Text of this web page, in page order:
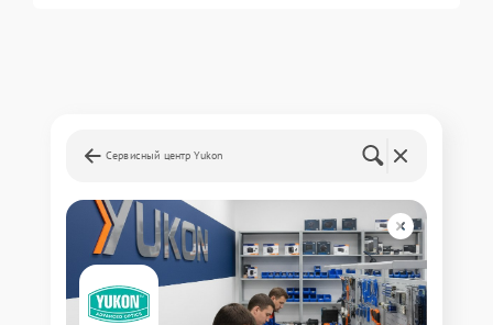
Сервисный центр Yukon